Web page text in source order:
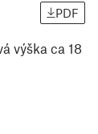
PDF
výška ca 18